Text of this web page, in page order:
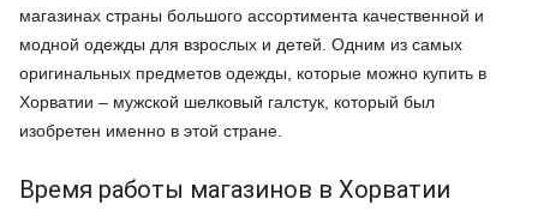
магазинах страны большого ассортимента качественной и
модной одежды для взрослых и детей. Одним из самых
оригинальных предметов одежды, которые можно купить в
Хорватии – мужской шелковый галстук, который был
изобретен именно в этой стране.
Время работы магазинов в Хорватии